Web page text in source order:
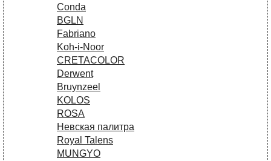
Conda
BGLN
Fabriano
Koh-i-Noor
CRETACOLOR
Derwent
Bruynzeel
KOLOS
ROSA
Невская палитра
Royal Talens
MUNGYO